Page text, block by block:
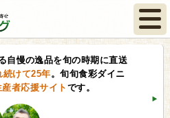
自慢の逸品を旬の時期に直送
続けて25年。旬旬食彩ダイニ
者応援サイト です。